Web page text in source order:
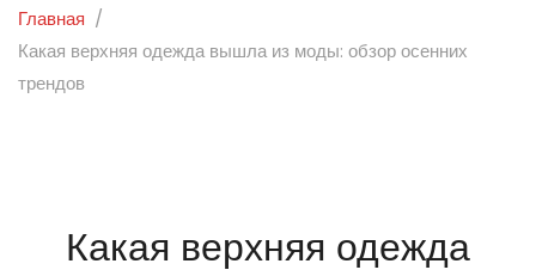
Главная
Какая верхняя одежда вышла из моды: обзор осенних
трендов
Какая верхняя одежда